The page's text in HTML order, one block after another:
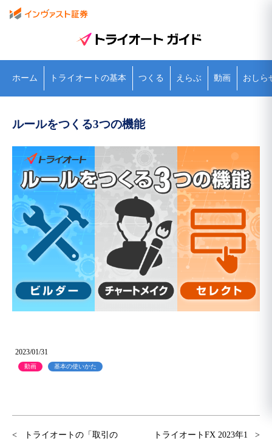
ホーム トライオートの基本 つくる えらぶ 動画 おしら
ルールをつくる3つの機能
2023/01/31
動画 基本の使いかた
トライオートの「取引の
トライオートFX 2023年1